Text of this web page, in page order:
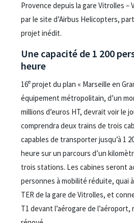
Provence depuis la gare Vitrolles –
par le site d’Airbus Helicopters,
projet inédit.
Une capacité de 1 200
heure
16e projet du plan « Marseille en
équipement métropolitain, d’un
millions d’euros HT, devrait voir le
comprendra deux trains de trois
capables de transporter jusqu’à 1
heure sur un parcours d’un
trois stations. Les cabines seront
personnes à mobilité réduite, quai
TER de la gare de Vitrolles, et
T1 devant l’aérogare de l’aéroport,